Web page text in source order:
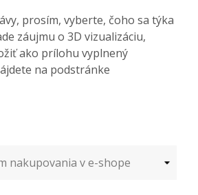
prosím, vyberte, čoho sa týka
záujmu o 3D vizualizáciu,
ako prílohu vyplnený
na podstránke